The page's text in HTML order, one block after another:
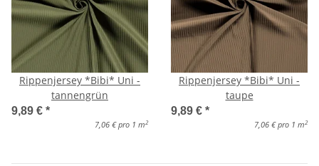
Rippenjersey *Bibi* Uni -
tannengrün
9,89 € *
7,06 € pro 1 m 2
Rippenjersey *Bibi* Uni -
taupe
9,89 € *
7,06 € pro 1 m 2